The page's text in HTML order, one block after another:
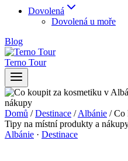
Dovolená
Dovolená u moře
Blog
Terno Tour
Domů / Destinace / Albánie / Co
Tipy na místní produkty a
Albánie · Destinace